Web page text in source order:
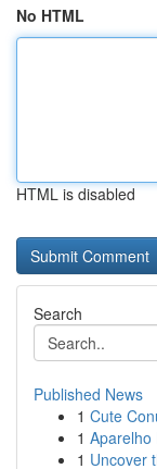
No HTML
HTML is disabled
Search
Published News
1 Cute
1 Aparelho
1 Uncover